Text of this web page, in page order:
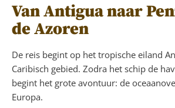
Van Antigua naar
de Azoren
De reis begint op het tropische eiland
Caribisch gebied. Zodra het schip de
begint het grote avontuur: de
Europa.